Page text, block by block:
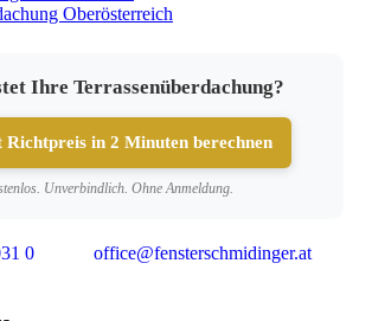
Oberösterreich
Ihre Terrassenüberdachung?
in 2 Minuten berechnen
Unverbindlich. Ohne Anmeldung.
0 office@fensterschmidinger.at